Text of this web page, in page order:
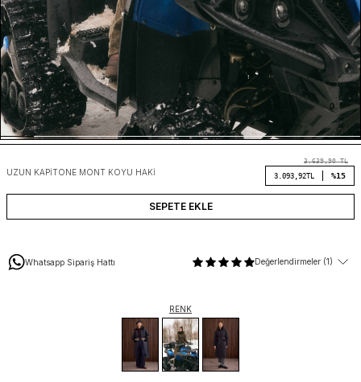
UZUN KAPITONE MONT KOYU HAKI
3.639,90TL
3.093,92TL %15
SEPETE EKLE
Whatsapp Sipariş Hattı Değerlendirmeler (1)
RENK